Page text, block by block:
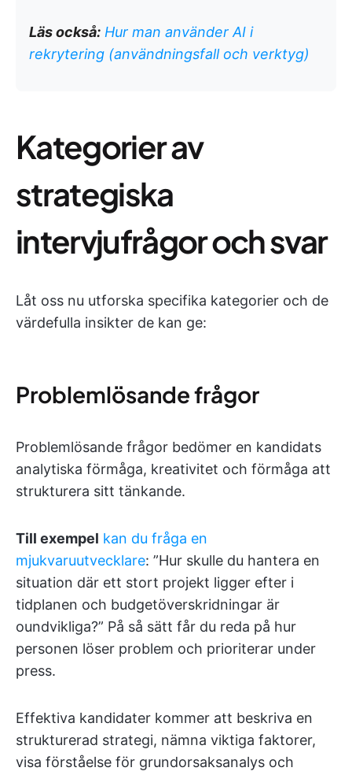
Läs också: Hur man använder AI i
rekrytering (användningsfall och verktyg)
Kategorier av
strategiska
intervjufrågor och svar
Låt oss nu utforska specifika kategorier och de
värdefulla insikter de kan ge:
Problemlösande frågor
Problemlösande frågor bedömer en kandidats
analytiska förmåga, kreativitet och förmåga att
strukturera sitt tänkande.
Till exempel kan du fråga en
mjukvaruutvecklare: ”Hur skulle du hantera en
situation där ett stort projekt ligger efter i
tidplanen och budgetöverskridningar är
oundvikliga?” På så sätt får du reda på hur
personen löser problem och prioriterar under
press.
Effektiva kandidater kommer att beskriva en
strukturerad strategi, nämna viktiga faktorer,
visa förståelse för grundorsaksanalys och